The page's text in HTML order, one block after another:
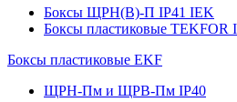
Боксы ЩРН(В)-П IP41 IEK
Боксы пластиковые TEKFOR
Боксы пластиковые EKF
ЩРН-Пм и ЩРВ-Пм IP40